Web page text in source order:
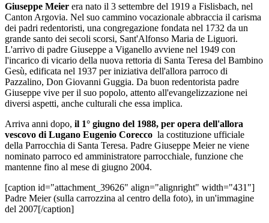
Giuseppe Meier era nato il 3 settembre del 1919 a Fislisbach, nel
Canton Argovia. Nel suo cammino vocazionale abbraccia il carisma
dei padri redentoristi, una congregazione fondata nel 1732 da un
grande santo dei secoli scorsi, Sant'Alfonso Maria de Liguori.
L'arrivo di padre Giuseppe a Viganello avviene nel 1949 con
l'incarico di vicario della nuova rettoria di Santa Teresa del Bambino
Gesù, edificata nel 1937 per iniziativa dell'allora parroco di
Pazzalino, Don Giovanni Guggia. Da buon redentorista padre
Giuseppe vive per il suo popolo, attento all'evangelizzazione nei
diversi aspetti, anche culturali che essa implica.
Arriva anni dopo, il 1° giugno del 1988, per opera dell'allora
vescovo di Lugano Eugenio Corecco la costituzione ufficiale
della Parrocchia di Santa Teresa. Padre Giuseppe Meier ne viene
nominato parroco ed amministratore parrocchiale, funzione che
mantenne fino al mese di giugno 2004.
[caption id="attachment_39626" align="alignright" width="431"]
Padre Meier (sulla carrozzina al centro della foto), in un'immagine
del 2007[/caption]